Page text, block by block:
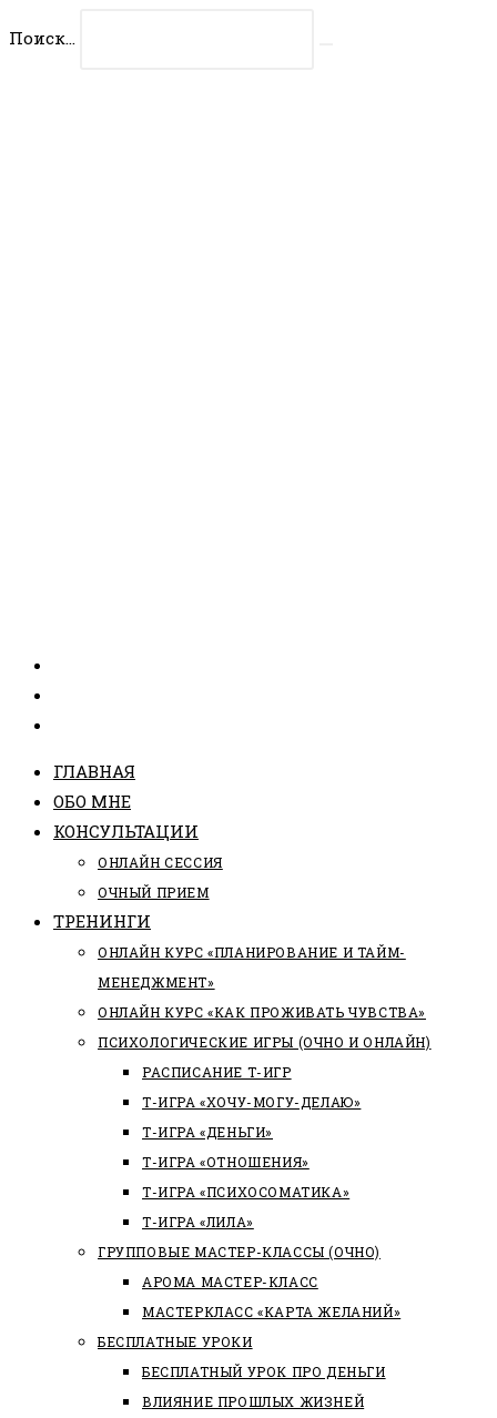
Поиск...
ГЛАВНАЯ
ОБО МНЕ
КОНСУЛЬТАЦИИ
ОНЛАЙН СЕССИЯ
ОЧНЫЙ ПРИЕМ
ТРЕНИНГИ
ОНЛАЙН КУРС «ПЛАНИРОВАНИЕ И ТАЙМ-
МЕНЕДЖМЕНТ»
ОНЛАЙН КУРС «КАК ПРОЖИВАТЬ ЧУВСТВА»
ПСИХОЛОГИЧЕСКИЕ ИГРЫ (ОЧНО И ОНЛАЙН)
РАСПИСАНИЕ Т-ИГР
Т-ИГРА «ХОЧУ-МОГУ-ДЕЛАЮ»
Т-ИГРА «ДЕНЬГИ»
Т-ИГРА «ОТНОШЕНИЯ»
Т-ИГРА «ПСИХОСОМАТИКА»
Т-ИГРА «ЛИЛА»
ГРУППОВЫЕ МАСТЕР-КЛАССЫ (ОЧНО)
АРОМА МАСТЕР-КЛАСС
МАСТЕРКЛАСС «КАРТА ЖЕЛАНИЙ»
БЕСПЛАТНЫЕ УРОКИ
БЕСПЛАТНЫЙ УРОК ПРО ДЕНЬГИ
ВЛИЯНИЕ ПРОШЛЫХ ЖИЗНЕЙ